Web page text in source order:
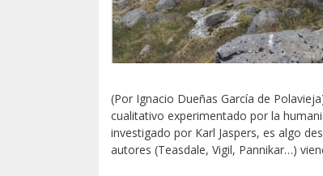
(Por Ignacio Dueñas García de
cualitativo experimentado por la
investigado por Karl Jaspers, es algo
autores (Teasdale, Vigil, Pannikar…)